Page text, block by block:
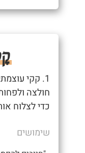
1. קקי
כדי לצלוח
שימושים